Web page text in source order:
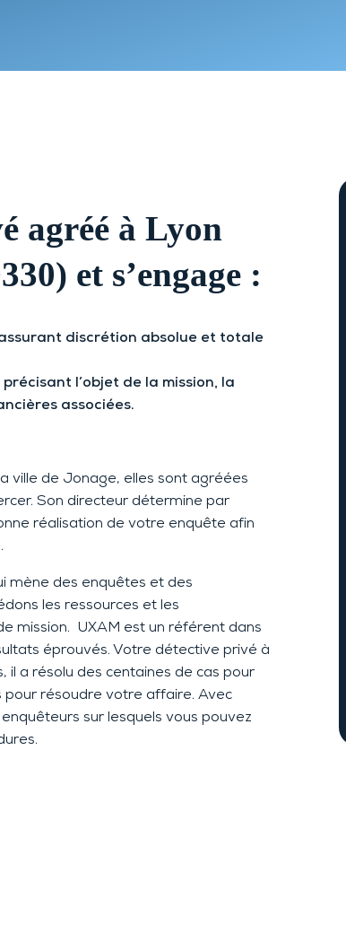
Clermont-
agréé à Lyon
et s’engage :
discrétion absolue et totale
l’objet de la mission, la
associées.
ville de Jonage, elles sont agréées
Son directeur détermine par
réalisation de votre enquête afin
mène des enquêtes et des
les ressources et les
mission. UXAM est un référent dans
éprouvés. Votre détective privé à
il a résolu des centaines de cas pour
pour résoudre votre affaire. Avec
sur lesquels vous pouvez